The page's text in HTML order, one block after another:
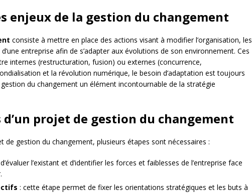
enjeux de la gestion du changement
consiste à mettre en place des actions visant à modifier l’organisation, les
entreprise afin de s’adapter aux évolutions de son environnement. Ces
internes (restructuration, fusion) ou externes (concurrence,
et la révolution numérique, le besoin d’adaptation est toujours
du changement un élément incontournable de la stratégie
d’un projet de gestion du changement
de gestion du changement, plusieurs étapes sont nécessaires :
d’évaluer l’existant et d’identifier les forces et faiblesses de l’entreprise face
: cette étape permet de fixer les orientations stratégiques et les buts à